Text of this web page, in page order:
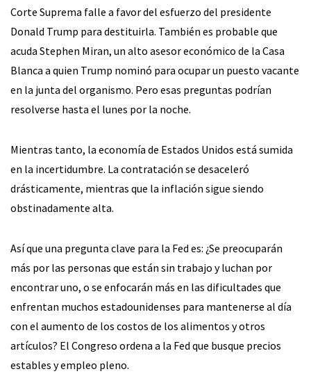
Corte Suprema falle a favor del esfuerzo del presidente
Donald Trump para destituirla. También es probable que
acuda Stephen Miran, un alto asesor económico de la Casa
Blanca a quien Trump nominó para ocupar un puesto vacante
en la junta del organismo. Pero esas preguntas podrían
resolverse hasta el lunes por la noche.
Mientras tanto, la economía de Estados Unidos está sumida
en la incertidumbre. La contratación se desaceleró
drásticamente, mientras que la inflación sigue siendo
obstinadamente alta.
Así que una pregunta clave para la Fed es: ¿Se preocuparán
más por las personas que están sin trabajo y luchan por
encontrar uno, o se enfocarán más en las dificultades que
enfrentan muchos estadounidenses para mantenerse al día
con el aumento de los costos de los alimentos y otros
artículos? El Congreso ordena a la Fed que busque precios
estables y empleo pleno.